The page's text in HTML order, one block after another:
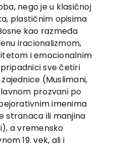
nego je u klasičnoj
plastičnim opisima
kao razmeđa
iracionalizmom,
i emocionalnim
sve četiri
(Muslimani,
prozvani po
imenima
stranaca ili manjina
a vremensko
19. vek, ali i